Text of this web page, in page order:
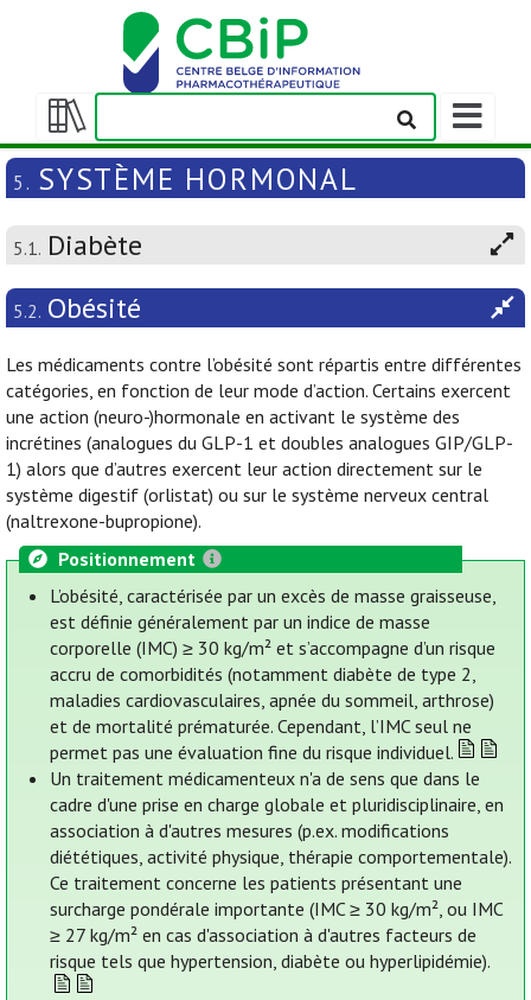
Afficher/masquer
la
table
matières
Afficher/
la
barre
navigation
5. SYSTÈME HORMONAL
5.1. Diabète
5.2. Obésité
Les médicaments contre l’obésité sont répartis entre différentes
catégories, en fonction de leur mode d’action. Certains exercent
une action (neuro-)hormonale en activant le système des
incrétines (analogues du GLP-1 et doubles analogues GIP/GLP-
1) alors que d’autres exercent leur action directement sur le
système digestif (orlistat) ou sur le système nerveux central
(naltrexone-bupropione).
Positionnement
L’obésité, caractérisée par un excès de masse graisseuse,
est définie généralement par un indice de masse
corporelle (IMC) ≥ 30 kg/m² et s’accompagne d’un risque
accru de comorbidités (notamment diabète de type 2,
maladies cardiovasculaires, apnée du sommeil, arthrose)
et de mortalité prématurée. Cependant, l’IMC seul ne
permet pas une évaluation fine du risque individuel.
Un traitement médicamenteux n'a de sens que dans le
cadre d'une prise en charge globale et pluridisciplinaire, en
association à d'autres mesures (p.ex. modifications
diététiques, activité physique, thérapie comportementale).
Ce traitement concerne les patients présentant une
surcharge pondérale importante (IMC ≥ 30 kg/m², ou IMC
≥ 27 kg/m² en cas d'association à d'autres facteurs de
risque tels que hypertension, diabète ou hyperlipidémie).